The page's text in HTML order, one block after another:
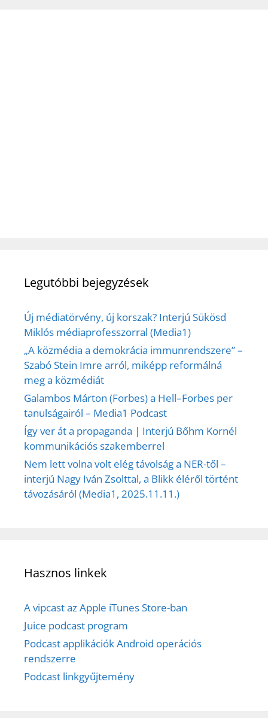
Legutóbbi bejegyzések
Új médiatörvény, új korszak? Interjú Sükösd
Miklós médiaprofesszorral (Media1)
„A közmédia a demokrácia immunrendszere” –
Szabó Stein Imre arról, miképp reformálná
meg a közmédiát
Galambos Márton (Forbes) a Hell–Forbes per
tanulságairól – Media1 Podcast
Így ver át a propaganda | Interjú Bőhm Kornél
kommunikációs szakemberrel
Nem lett volna volt elég távolság a NER-től –
interjú Nagy Iván Zsolttal, a Blikk éléről történt
távozásáról (Media1, 2025.11.11.)
Hasznos linkek
A vipcast az Apple iTunes Store-ban
Juice podcast program
Podcast applikációk Android operációs
rendszerre
Podcast linkgyűjtemény